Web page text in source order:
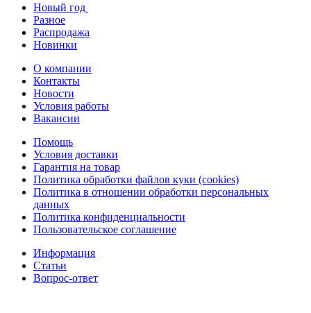
Новый год
Разное
Распродажа
Новинки
О компании
Контакты
Новости
Условия работы
Вакансии
Помощь
Условия доставки
Гарантия на товар
Политика обработки файлов куки (cookies)
Политика в отношении обработки персональных
данных
Политика конфиденциальности
Пользовательское соглашение
Информация
Статьи
Вопрос-ответ